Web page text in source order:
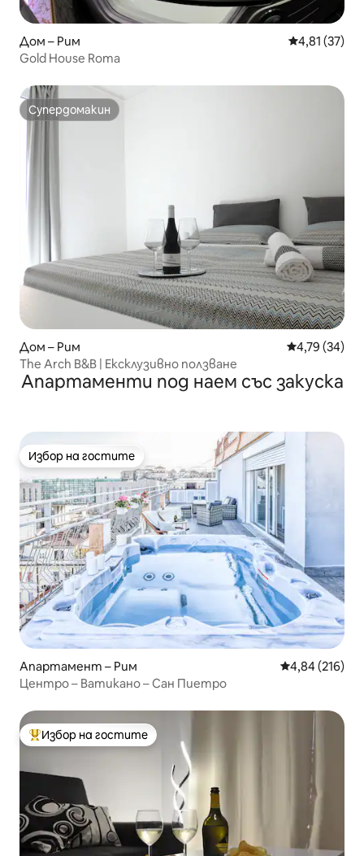
Дом – Рим Средна
4,81 (37)
Gold House Roma
Супердомакин
Супердомакин
Дом – Рим Средна
4,79 (34)
The Arch B&B | Ексклузивно ползване
Апартаменти под наем със закуска
Избор на гостите
Избор на гостите
Апартамент – Рим Средна
4,84 (216)
Центро – Ватикано – Сан Пиетро
Най-популярен избор на гостите
Избор на гостите